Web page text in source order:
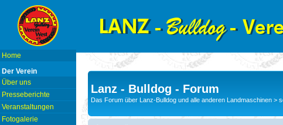
Home
Der Verein
Über uns
Presseberichte
Veranstaltungen
Fotogalerie
Lanz - Bulldog - Forum
Das Forum über Lanz-Bulldog und alle anderen Landmaschinen >